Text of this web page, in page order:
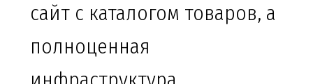
сайт с каталогом товаров, а
полноценная